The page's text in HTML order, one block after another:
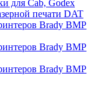
для Cab, Godex
печати DAT
Brady BMP
Brady BMP
Brady BMP